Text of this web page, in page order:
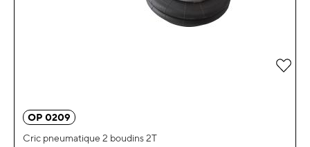
OP 0209
Cric pneumatique 2 boudins 2T